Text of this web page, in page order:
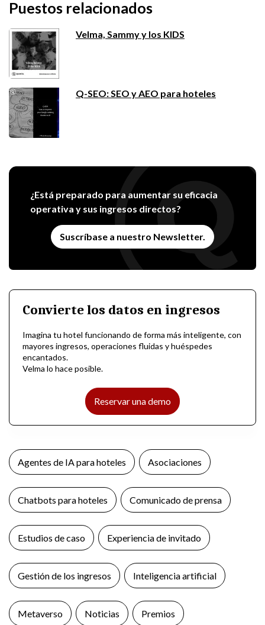
Puestos relacionados
Velma, Sammy y los KIDS
Q-SEO: SEO y AEO para hoteles
¿Está preparado para aumentar su eficacia
operativa y sus ingresos directos?
Suscríbase a nuestro Newsletter.
Convierte los datos en ingresos
Imagina tu hotel funcionando de forma más inteligente, con
mayores ingresos, operaciones fluidas y huéspedes
encantados.
Velma lo hace posible.
Reservar una demo
Agentes de IA para hoteles Asociaciones
Chatbots para hoteles Comunicado de prensa
Estudios de caso Experiencia de invitado
Gestión de los ingresos Inteligencia artificial
Metaverso Noticias Premios